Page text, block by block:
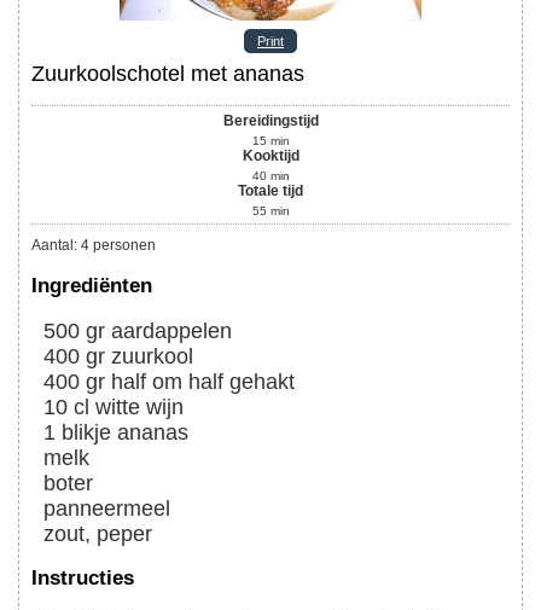
Print
Zuurkoolschotel met ananas
Bereidingstijd
15 min
Kooktijd
40 min
Totale tijd
55 min
Aantal : 4 personen
Ingrediënten
500 gr aardappelen
400 gr zuurkool
400 gr half om half gehakt
10 cl witte wijn
1 blikje ananas
melk
boter
panneermeel
zout, peper
Instructies